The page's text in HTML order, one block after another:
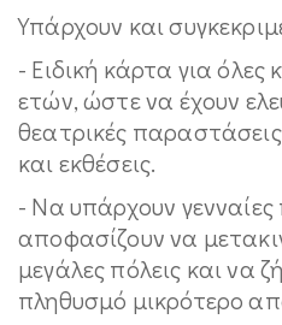
Υπάρχουν και
- Ειδική κάρτα για όλες
ετών, ώστε να έχουν
θεατρικές
και εκθέσεις.
- Να υπάρχουν
αποφασίζουν να
μεγάλες πόλεις και να
πληθυσμό μικρότερο